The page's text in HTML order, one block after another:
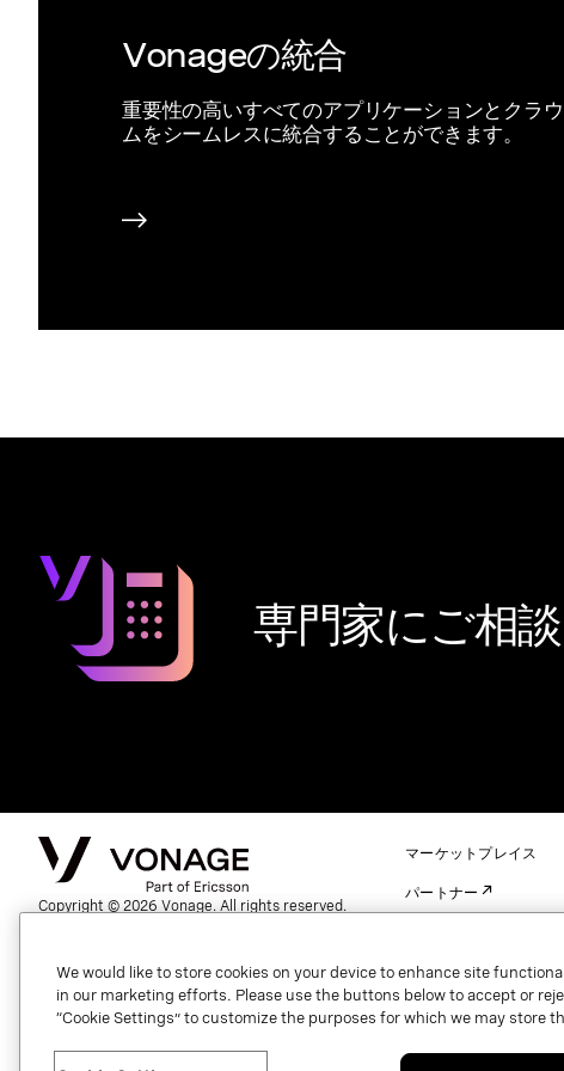
Vonageの統合
重要性の高いすべてのアプリケーションとクラ
ムをシームレスに統合することができます。
専門家にご相談
Copyright © 2026 Vonage. All rights reserved.
the United States and other countries.
マーケットプレイス
パートナー
サポート
連絡先（グローバル）.
We would like to store cookies on your device to enhance site
in our marketing efforts. Please use the buttons below to accept or
“Cookie Settings” to customize the purposes for which we may store